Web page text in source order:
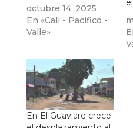
octubre 14, 2025
En «Cali - Pacifico -
Valle»
En El Guaviare crece